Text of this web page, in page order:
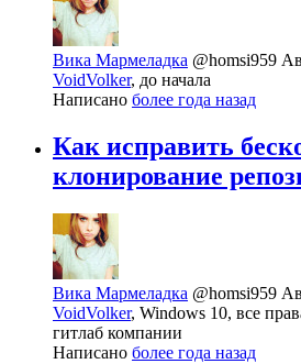
Вика Мармеладка @homsi959
VoidVolker, до начала
Написано более года назад
Как исправить
клонирование
Вика Мармеладка @homsi959
VoidVolker, Windows 10, все
гитлаб компании
Написано более года назад